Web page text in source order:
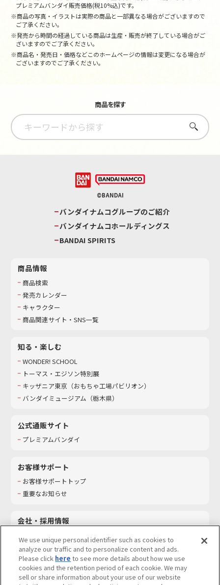
プレミアムバンダイ販売価格(税10%込)です。
※商品の写真・イラストは実際の商品と一部異なる場合がございますので
ご了承ください。
※発売から時間の経過している商品は生産・販売が終了している場合がご
ざいますのでご了承ください。
※商品名・発売日・価格などこのホームページの情報は変更になる場合が
ございますのでご了承ください。
商品を探す
さがす
©BANDAI
バンダイナムコグループのご紹介
バンダイナムコホールディングス
BANDAI SPIRITS
商品情報
商品検索
発売カレンダー
キャラクター
商品関連サイト・SNS一覧
知る・楽しむ
WONDER! SCHOOL
トーマス・エジソン特別展
キッザニア東京（おもちゃ工場パビリオン）​
バンダイミュージアム（栃木県）
公式通販サイト
プレミアムバンダイ
お客様サポート
お客様サポートトップ
重要なお知らせ
会社・採用情報
採用情報
サステナビリティ
お問い合わせ
We use unique personal identifier such as cookies to
analyze our traffic and to personalize content and ads.
Please click here to see more details about how we use
cookies and the retention period of each cookie. We may
sell or share information about your use of our website